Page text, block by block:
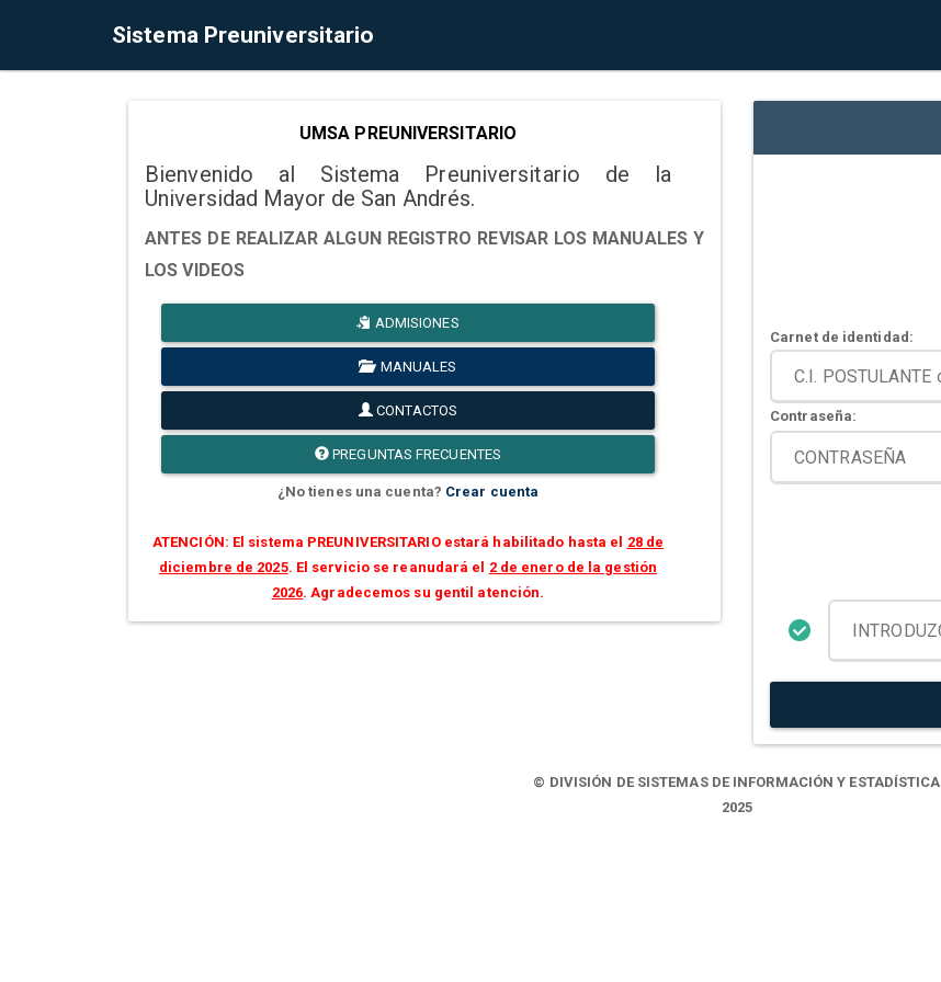
Sistema Preuniversitario
UMSA PREUNIVERSITARIO
Bienvenido al Sistema Preuniversitario de la
Universidad Mayor de San Andrés.
ANTES DE REALIZAR ALGUN REGISTRO REVISAR LOS MANUALES Y
LOS VIDEOS
ADMISIONES
MANUALES
CONTACTOS
PREGUNTAS FRECUENTES
¿No tienes una cuenta? Crear cuenta
ATENCIÓN: El sistema PREUNIVERSITARIO estará habilitado hasta el 28 de
diciembre de 2025. El servicio se reanudará el 2 de enero de la gestión
2026. Agradecemos su gentil atención.
Carnet de identidad:
Contraseña:
© DIVISIÓN DE SISTEMAS DE INFORMACIÓN Y ESTADÍSTICA
2025